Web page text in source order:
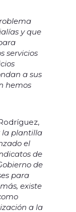
y que
servicios
a sus
hemos
la plantilla
el
de
de
para
existe
a la